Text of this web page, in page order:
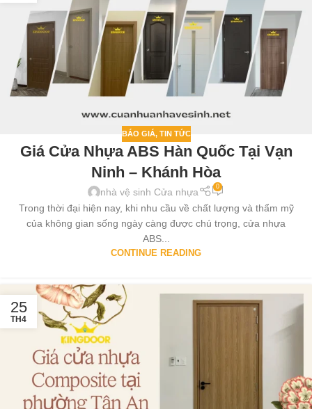
BÁO GIÁ, TIN TỨC
Giá Cửa Nhựa ABS Hàn Quốc Tại Vạn
Ninh – Khánh Hòa
nhà vệ sinh Cửa nhựa 0
Trong thời đại hiện nay, khi nhu cầu về chất lượng và thẩm mỹ
của không gian sống ngày càng được chú trọng, cửa nhựa
ABS...
CONTINUE READING
25
TH4